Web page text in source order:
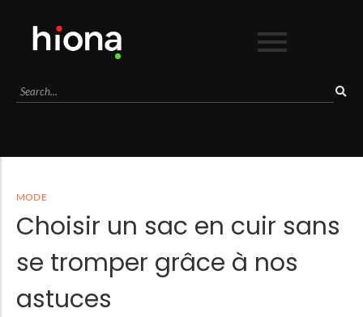
Business
Sport
Voyage
MODE
Choisir un sac en cuir sans
se tromper grâce à nos
astuces